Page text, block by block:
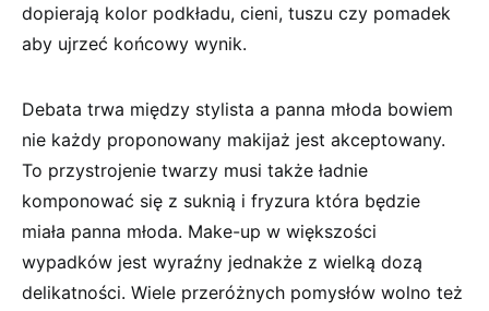
dopierają kolor podkładu, cieni, tuszu czy pomadek
aby ujrzeć końcowy wynik.
Debata trwa między stylista a panna młoda bowiem
nie każdy proponowany makijaż jest akceptowany.
To przystrojenie twarzy musi także ładnie
komponować się z suknią i fryzura która będzie
miała panna młoda. Make-up w większości
wypadków jest wyraźny jednakże z wielką dozą
delikatności. Wiele przeróżnych pomysłów wolno też